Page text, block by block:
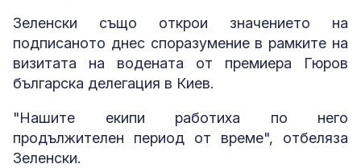
Зеленски също открои значението на
подписаното днес споразумение в рамките на
визитата на водената от премиера Гюров
българска делегация в Киев.
"Нашите екипи работиха по него
продължителен период от време", отбеляза
Зеленски.